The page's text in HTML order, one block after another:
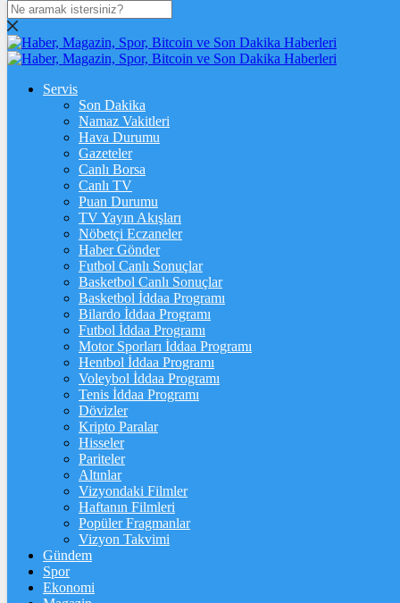
DOLAR
47,5981$% 0.05
% 0.14
STERLİN
% 0.16
GRAM ALTIN
%0,35
ÇEYREK ALTIN
10.607,00%0,40
TAM ALTIN
42.248,00%0,41
%0,33
%0,11
฿%0.8
LİTECOİN
2143.68Ł%0.6
Servis
Son Dakika
Namaz Vakitleri
Hava Durumu
Gazeteler
Canlı Borsa
Canlı TV
Puan Durumu
TV Yayın Akışları
Nöbetçi Eczaneler
Haber Gönder
Futbol Canlı Sonuçlar
Basketbol Canlı Sonuçlar
Basketbol İddaa Programı
Bilardo İddaa Programı
Futbol İddaa Programı
Motor Sporları İddaa Programı
Hentbol İddaa Programı
Voleybol İddaa Programı
Tenis İddaa Programı
Dövizler
Kripto Paralar
Hisseler
Pariteler
Altınlar
Vizyondaki Filmler
Haftanın Filmleri
Popüler Fragmanlar
Vizyon Takvimi
Gündem
Spor
Ekonomi